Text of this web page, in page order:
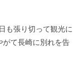
も張り切って観光に
がて長崎に別れを告